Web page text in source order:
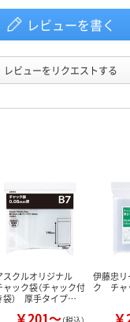
レビューを書く
レビューをリクエストする
スクルオリジナル
ャック袋（チャック付
袋） 厚手タイプ…
￥201～
伊藤忠リ
ク チャ